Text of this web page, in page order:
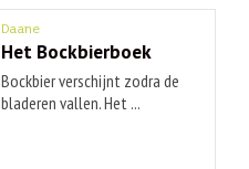
Daane
Het Bockbierboek
Bockbier verschijnt zodra de
bladeren vallen. Het ...